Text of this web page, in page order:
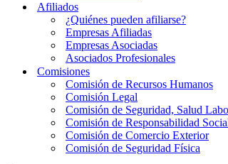
Afiliados
¿Quiénes pueden afiliarse?
Empresas Afiliadas
Empresas Asociadas
Asociados Profesionales
Comisiones
Comisión de Recursos Humanos
Comisión Legal
Comisión de Seguridad, Salud
Comisión de Responsabilidad
Comisión de Comercio Exterior
Comisión de Seguridad Física